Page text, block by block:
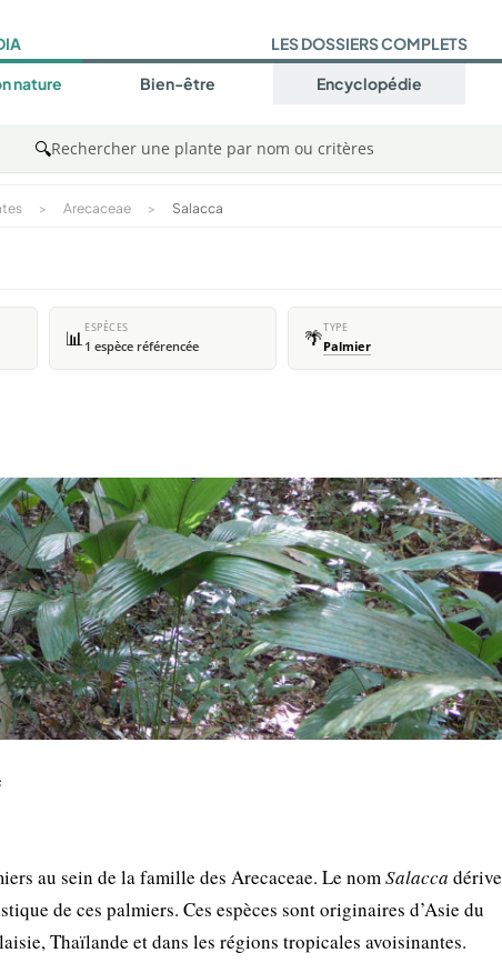
nature
LES DOSSIERS COMPLETS
Bien-être Encyclopédie
🔍Rechercher une plante par nom ou critères
> Arecaceae > Salacca
📊 ESPÈCES
1 espèce référencée 🌴TYPE
Palmier
au sein de la famille des Arecaceae. Le nomSalacca dérive
de ces palmiers. Ces espèces sont originaires d’Asie du
Thaïlande et dans les régions tropicales avoisinantes.